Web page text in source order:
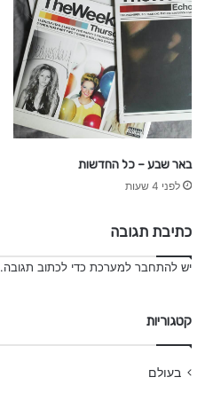
ל
באר שבע – כל החדשות
לפני 4 שעות
כתיבת תגובה
יש להתחבר למערכת כדי לכתוב תגובה.
קטגוריות
בעולם